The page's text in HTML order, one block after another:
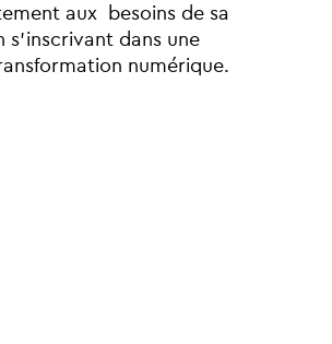
aux besoins de sa
dans une
numérique.